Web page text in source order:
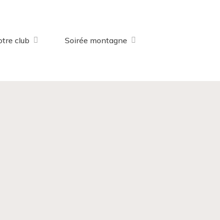
club Soirée montagne